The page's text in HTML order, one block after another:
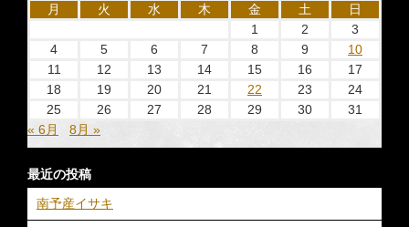
月
火 水 木 金 土
日
1
2
3
4
5 6 7 8 9
10
11
12 13 14 15 16
17
18
19 20 21 22 23
24
25
26 27 28 29 30
31
« 6月
8月 »
最近の投稿
南予産イサキ